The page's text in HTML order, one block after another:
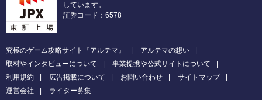
しています。
証券コード：6578
究極のゲーム攻略サイト『アルテマ』
アルテマの想い
取材やインタビューについて
事業提携や公式サイトについて
利用規約
広告掲載について お問い合わせ
サイトマップ
運営会社
ライター募集